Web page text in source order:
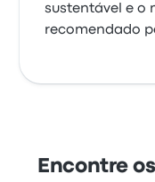
sustentável e o
recomendado
Encontre